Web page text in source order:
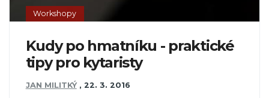
Workshopy
Kudy po hmatníku - praktické
tipy pro kytaristy
JAN MILITKÝ , 22. 3. 2016